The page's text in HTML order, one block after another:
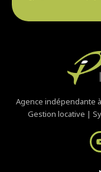
Agence indépendante
Gestion locative |